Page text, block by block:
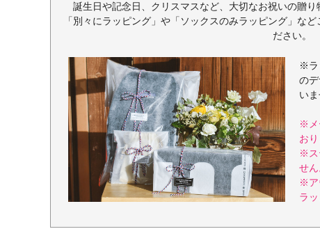
誕生日や記念日、クリスマスなど、大切なお祝いの贈り
「別々にラッピング」や「ソックスのみラッピング」な
ださい。
※ラ
の
いま
※メ
おり
※ス
せん
※ア
ラ